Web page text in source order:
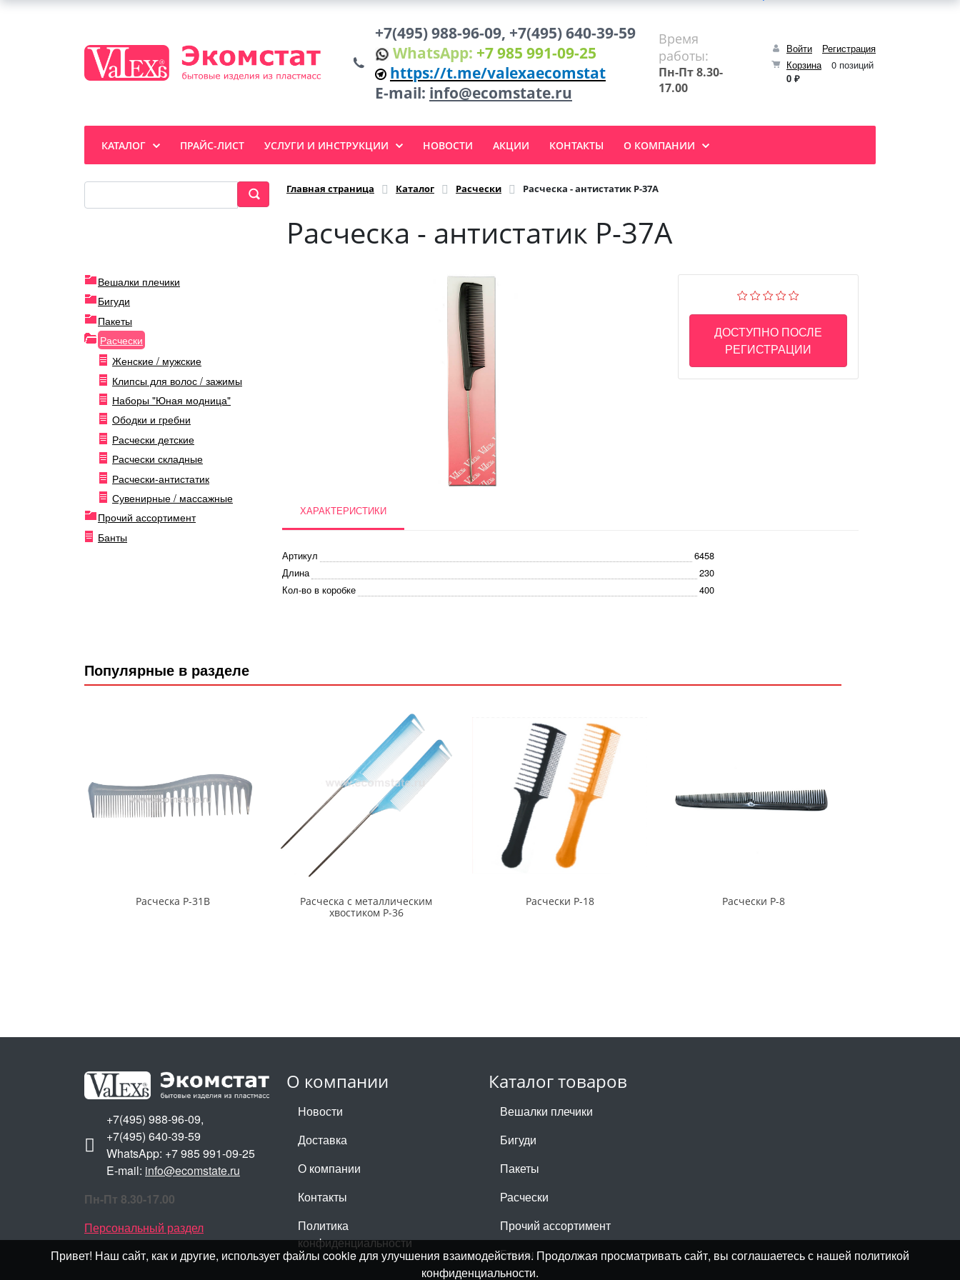
Войти
Регистрация
Корзина
0 позиций
0 ₽
+7(495) 988-96-09, +7(495) 640-39-59
WhatsApp: +7 985 991-09-25
https://t.me/valexaecomstat
E-mail: info@ecomstate.ru
Время
работы:
Пн-Пт 8.30-
17.00
КАТАЛОГ ПРАЙС-ЛИСТ УСЛУГИ И ИНСТРУКЦИИ НОВОСТИ АКЦИИ КОНТАКТЫ О КОМПАНИИ
Главная страница Каталог Расчески Расческа - антистатик Р-37А
Расческа - антистатик Р-37А
Вешалки плечики
Бигуди
Пакеты
Расчески
Женские / мужские
Клипсы для волос / зажимы
Наборы "Юная модница"
Ободки и гребни
Расчески детские
Расчески складные
Расчески-антистатик
Сувенирные / массажные
Прочий ассортимент
Банты
ДОСТУПНО ПОСЛЕ
РЕГИСТРАЦИИ
ХАРАКТЕРИСТИКИ
Артикул
6458
Длина
230
Кол-во в коробке
400
Популярные в разделе
Расческа Р-31В
Расческа с металлическим
хвостиком Р-36
Расчески Р-18 Расчески Р-8
Привет! Наш сайт, как и другие, использует файлы cookie для улучшения взаимодействия. Продолжая просматривать сайт, вы соглашаетесь с нашей политикой
конфиденциальности.
О компании
Новости
Доставка
О компании
Контакты
Политика
конфиденциальности
Каталог товаров
Вешалки плечики
Бигуди
Пакеты
Расчески
Прочий ассортимент
Банты
+7(495) 988-96-09,
+7(495) 640-39-59
WhatsApp: +7 985 991-09-25
E-mail: info@ecomstate.ru
Пн-Пт 8.30-17.00
Персональный раздел